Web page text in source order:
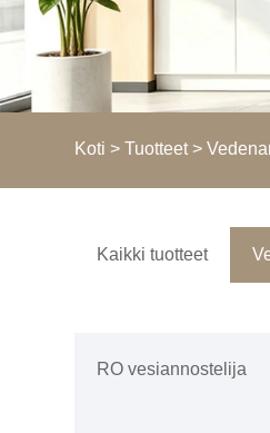
Koti > Tuotteet>
Kaikki tuotteet
RO vesiannostelija